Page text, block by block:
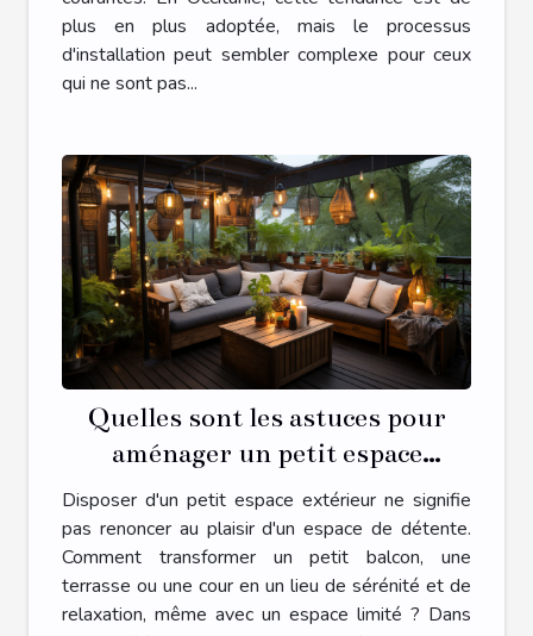
plus en plus adoptée, mais le processus
d'installation peut sembler complexe pour ceux
qui ne sont pas...
Quelles sont les astuces pour
aménager un petit espace
extérieur en une oasis de détente
?
Disposer d'un petit espace extérieur ne signifie
pas renoncer au plaisir d'un espace de détente.
Comment transformer un petit balcon, une
terrasse ou une cour en un lieu de sérénité et de
relaxation, même avec un espace limité ? Dans